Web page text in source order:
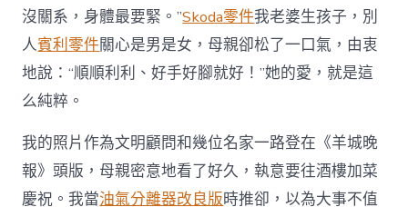
沒關系，身體最要緊。”Skoda零件我老婆生孩子，別
人賓利零件關心是男是女，母親卻松了一口氣，由衷
地說：“順順利利、好手好腳就好！”她的愛，就是這
么純粹。
我的照片作為文明顧問和幾位名家一路登在《羊城晚
報》頭版，母親密意地看了好久，執意要往酒樓加菜
慶祝。我當油氣分離器改良版時推卻，以為大事不值